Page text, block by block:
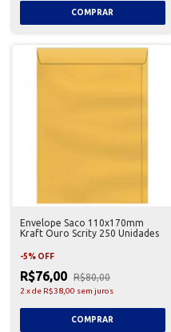
Envelope Saco 110x170mm
Kraft Ouro Scrity 250 Unidades
-5% OFF
R$76,00 R$80,00
2 xde R$38,00 sem juros